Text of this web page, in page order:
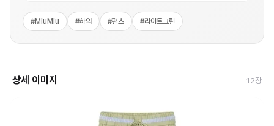
#MiuMiu #하의 #팬츠 #라이트그린
상세 이미지 12장